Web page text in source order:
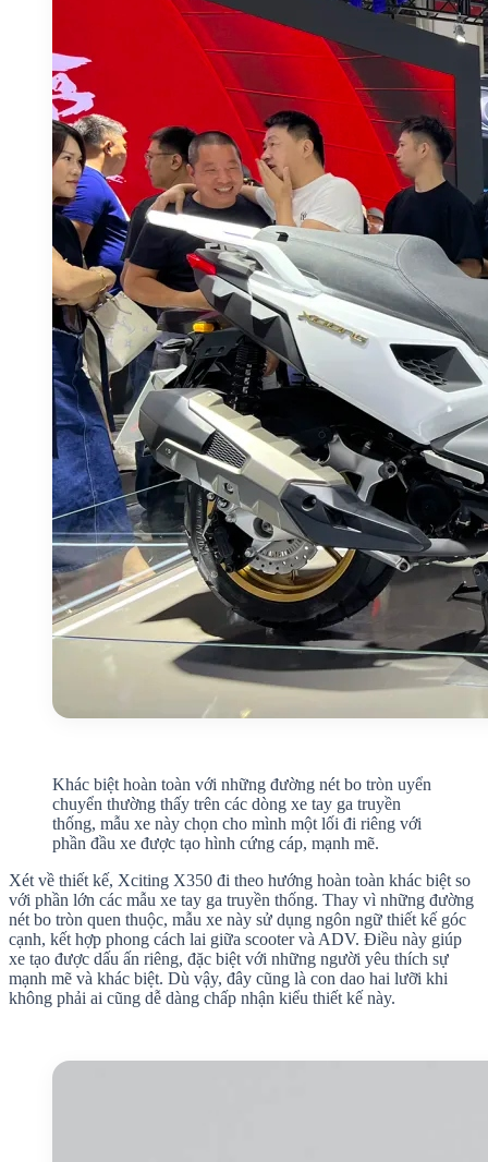
Khác biệt hoàn toàn với những đường nét bo tròn uyển
chuyển thường thấy trên các dòng xe tay ga truyền
thống, mẫu xe này chọn cho mình một lối đi riêng với
phần đầu xe được tạo hình cứng cáp, mạnh mẽ.
Xét về thiết kế, Xciting X350 đi theo hướng hoàn toàn khác biệt so
với phần lớn các mẫu xe tay ga truyền thống. Thay vì những đường
nét bo tròn quen thuộc, mẫu xe này sử dụng ngôn ngữ thiết kế góc
cạnh, kết hợp phong cách lai giữa scooter và ADV. Điều này giúp
xe tạo được dấu ấn riêng, đặc biệt với những người yêu thích sự
mạnh mẽ và khác biệt. Dù vậy, đây cũng là con dao hai lưỡi khi
không phải ai cũng dễ dàng chấp nhận kiểu thiết kế này.